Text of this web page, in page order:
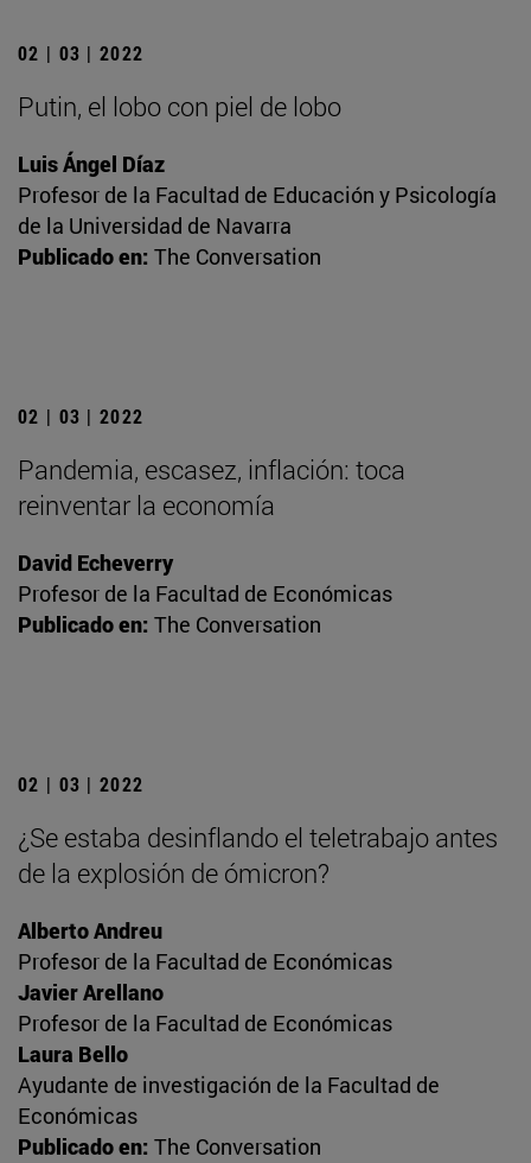
02 | 03 | 2022
Putin, el lobo con piel de lobo
Luis Ángel Díaz
Profesor de la Facultad de Educación y Psicología
de la Universidad de Navarra
Publicado en: The Conversation
02 | 03 | 2022
Pandemia, escasez, inflación: toca
reinventar la economía
David Echeverry
Profesor de la Facultad de Económicas
Publicado en: The Conversation
02 | 03 | 2022
¿Se estaba desinflando el teletrabajo antes
de la explosión de ómicron?
Alberto Andreu
Profesor de la Facultad de Económicas
Javier Arellano
Profesor de la Facultad de Económicas
Laura Bello
Ayudante de investigación de la Facultad de
Económicas
Publicado en: The Conversation